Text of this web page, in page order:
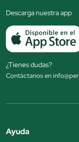
Descarga nuestra app
¿Tienes dudas?
Contáctanos en
Ayuda